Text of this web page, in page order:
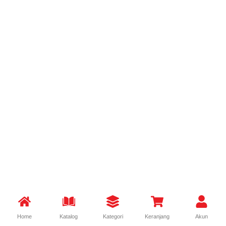
Home Katalog Kategori Keranjang Akun